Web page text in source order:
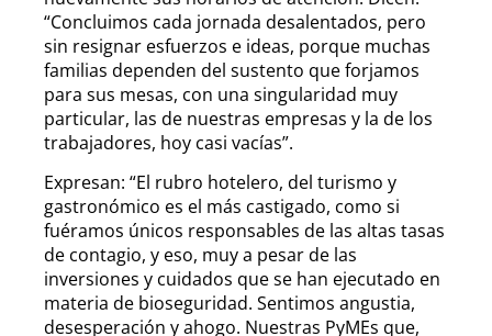
“Concluimos cada jornada desalentados, pero
sin resignar esfuerzos e ideas, porque muchas
familias dependen del sustento que forjamos
para sus mesas, con una singularidad muy
particular, las de nuestras empresas y la de los
trabajadores, hoy casi vacías”.
Expresan: “El rubro hotelero, del turismo y
gastronómico es el más castigado, como si
fuéramos únicos responsables de las altas tasas
de contagio, y eso, muy a pesar de las
inversiones y cuidados que se han ejecutado en
materia de bioseguridad. Sentimos angustia,
desesperación y ahogo. Nuestras PyMEs que,